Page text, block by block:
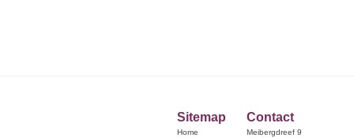
Sitemap
Home
Contact
Meibergdreef 9